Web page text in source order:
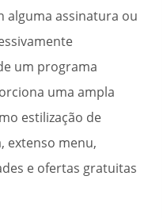
alguma assinatura ou
um programa
uma ampla
estilização de
extenso menu,
e ofertas gratuitas